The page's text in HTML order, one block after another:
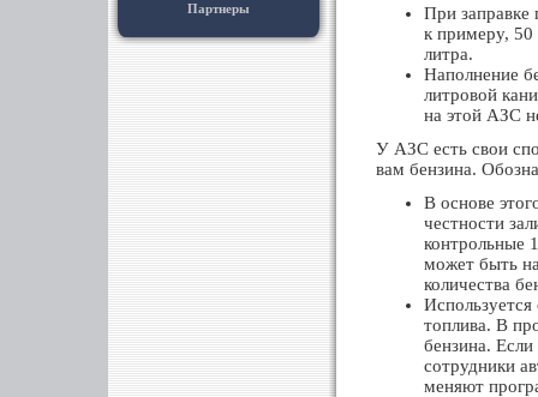
Партнеры
При заправке
к примеру, 50
литра.
Наполнение
литровой
на этой АЗС
У АЗС есть свои
вам бензина.
В основе
честности
контрольные
может быть
количества
Используется
топлива. В
бензина.
сотрудники
меняют